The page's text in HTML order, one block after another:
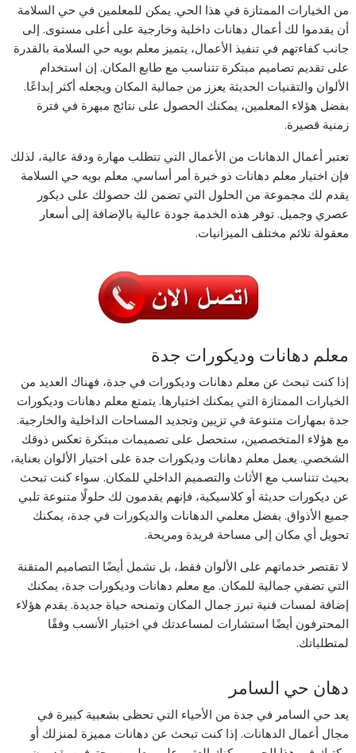
من الخيارات الممتازة في هذا الحي. يمكن للمعلمين في حي السلامة
أن يقدموا لك أعمال دهانات داخلية وخارجية على أعلى مستوى. إلى
جانب كفاءتهم في تنفيذ الأعمال، يتميز معلم بويه حي السلامة بالقدرة
على تقديم تصاميم مبتكرة تتناسب مع طابع المكان. إن استخدام
الألوان والتقنيات الحديثة يعزز من جمالية المكان ويجعله أكثر إبداعًا.
بفضل هؤلاء المعلمين، يمكنك الحصول على نتائج مبهرة في فترة
زمنية قصيرة.
تعتبر أعمال الدهانات من الأعمال التي تتطلب مهارة ودقة عالية، لذلك
فإن اختيار معلم دهانات ذو خبرة أمر أساسي. معلم بويه حي السلامة
يقدم لك مجموعة من الحلول التي تضمن لك حصولك على ديكور
عصري وجميل. توفر هذه الخدمة جودة عالية بالإضافة إلى أسعار
معقولة تلائم مختلف الميزانيات.
معلم دهانات وديكورات جدة
إذا كنت تبحث عن معلم دهانات وديكورات في جدة، فهناك العديد من
الخيارات الممتازة التي يمكنك اختيارها. يتمتع معلم دهانات وديكورات
جدة بمهارات متنوعة في تزيين وتجديد المساحات الداخلية والخارجية.
مع هؤلاء المتخصصين، ستحصل على تصميمات مبتكرة تعكس ذوقك
الشخصي. يعمل معلم دهانات وديكورات جدة على اختيار الألوان بعناية،
بحيث تتناسب مع الأثاث والتصميم الداخلي للمكان. سواء كنت تبحث
عن ديكورات حديثة أو كلاسيكية، فإنهم يقدمون لك حلولًا متنوعة تلبي
جميع الأذواق. بفضل معلمي الدهانات والديكورات في جدة، يمكنك
تحويل أي مكان إلى مساحة فريدة ومريحة.
لا تقتصر خدماتهم على الألوان فقط، بل تشمل أيضًا التصاميم المتقنة
التي تضفي جمالية للمكان. مع معلم دهانات وديكورات جدة، يمكنك
إضافة لمسات فنية تبرز جمال المكان وتمنحه حياة جديدة. يقدم هؤلاء
المحترفون أيضًا استشارات لمساعدتك في اختيار الأنسب وفقًا
لمتطلباتك.
دهان حي السامر
يعد حي السامر في جدة من الأحياء التي تحظى بشعبية كبيرة في
مجال أعمال الدهانات. إذا كنت تبحث عن دهانات مميزة لمنزلك أو